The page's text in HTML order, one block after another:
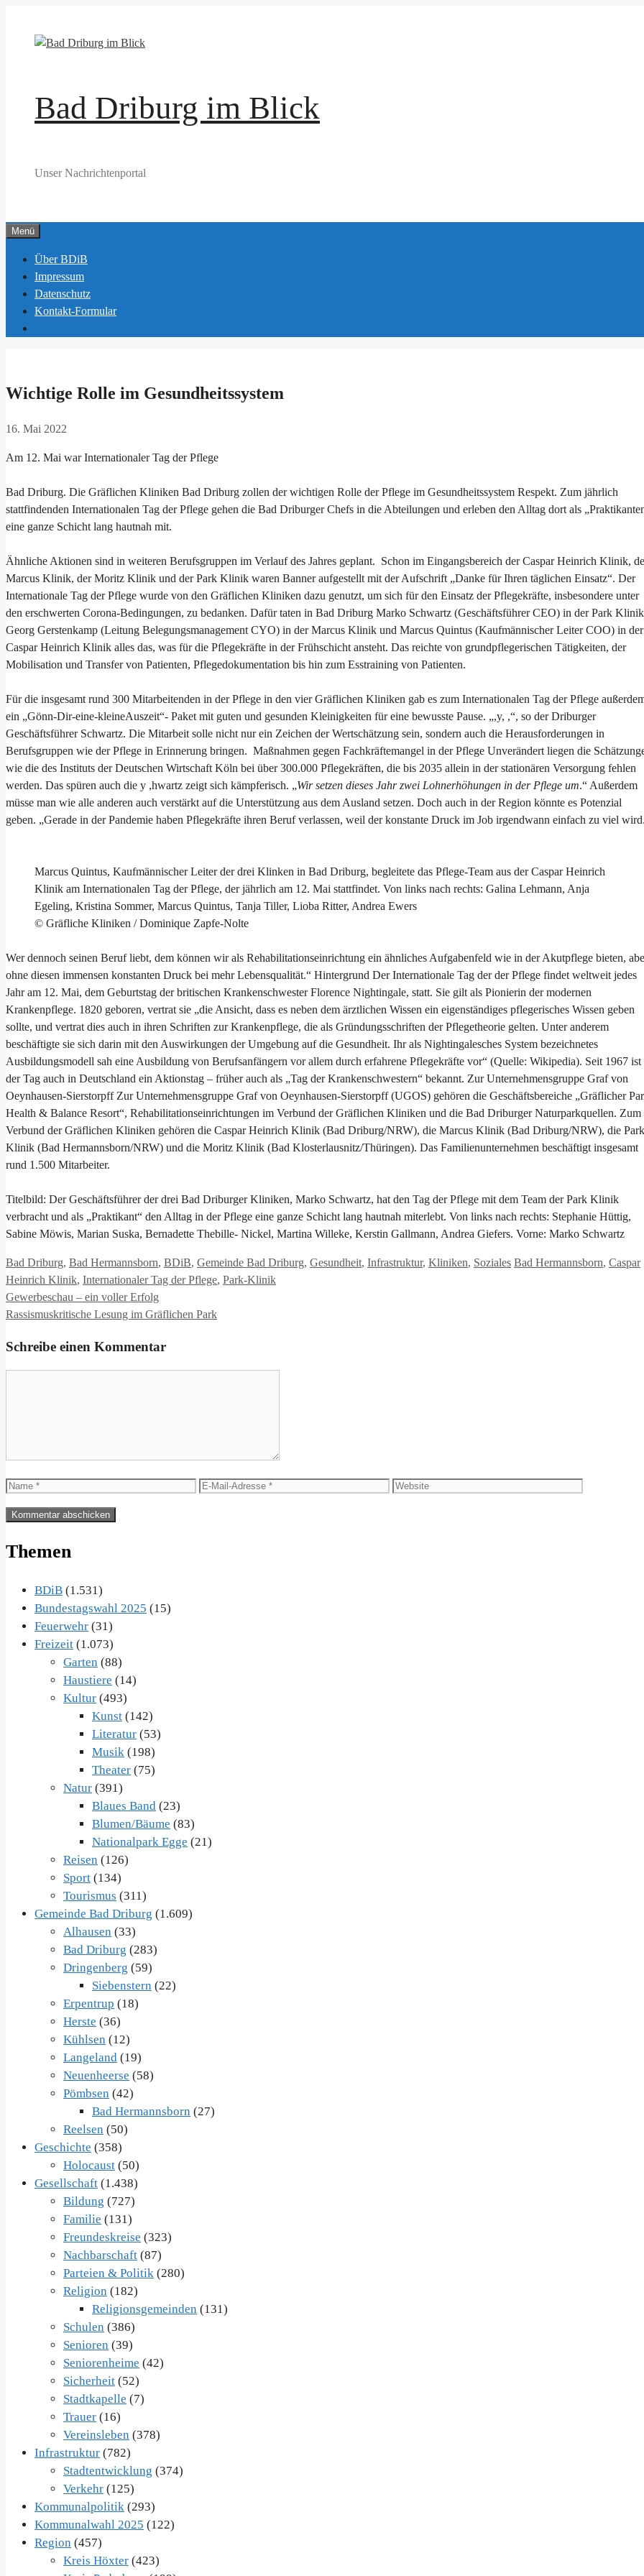
springen
Bad Driburg im Blick
Unser Nachrichtenportal
Menü
Über BDiB
Impressum
Datenschutz
Kontakt-Formular
Wichtige Rolle im Gesundheitssystem
16. Mai 2022
Am 12. Mai war Internationaler Tag der Pflege
Bad Driburg. Die Gräflichen Kliniken Bad Driburg zollen der wichtigen Rolle der Pflege im Gesundheitssystem Respekt. Zum jährlich
stattfindenden Internationalen Tag der Pflege gehen die Bad Driburger Chefs in die Abteilungen und erleben den Alltag dort als
eine ganze Schicht lang hautnah mit.
Ähnliche Aktionen sind in weiteren Berufsgruppen im Verlauf des Jahres geplant. Schon im Eingangsbereich der Caspar Heinrich Klinik,
Marcus Klinik, der Moritz Klinik und der Park Klinik waren Banner aufgestellt mit der Aufschrift „Danke für Ihren täglichen Einsatz“. Der
Internationale Tag der Pflege wurde von den Gräflichen Kliniken dazu genutzt, um sich für den Einsatz der Pflegekräfte, insbesondere unter
den erschwerten Corona-Bedingungen, zu bedanken. Dafür taten in Bad Driburg Marko Schwartz (Geschäftsführer CEO) in der Park
Georg Gerstenkamp (Leitung Belegungsmanagement CYO) in der Marcus Klinik und Marcus Quintus (Kaufmännischer Leiter COO) in der
Caspar Heinrich Klinik alles das, was für die Pflegekräfte in der Frühschicht ansteht. Das reichte von grundpflegerischen Tätigkeiten, der
Mobilisation und Transfer von Patienten, Pflegedokumentation bis hin zum Esstraining von Patienten.
Für die insgesamt rund 300 Mitarbeitenden in der Pflege in den vier Gräflichen Kliniken gab es zum Internationalen Tag der Pflege
ein „Gönn-Dir-eine-kleineAuszeit“- Paket mit guten und gesunden Kleinigkeiten für eine bewusste Pause. „,y, ,“, so der Driburger
Geschäftsführer Schwartz. Die Mitarbeit solle nicht nur ein Zeichen der Wertschätzung sein, sondern auch die Herausforderungen in
Berufsgruppen wie der Pflege in Erinnerung bringen. Maßnahmen gegen Fachkräftemangel in der Pflege Unverändert liegen die
wie die des Instituts der Deutschen Wirtschaft Köln bei über 300.000 Pflegekräften, die bis 2035 allein in der stationären Versorgung fehlen
werden. Das spüren auch die y ,hwartz zeigt sich kämpferisch. „Wir setzen dieses Jahr zwei Lohnerhöhungen in der Pflege um.“ Außerdem
müsse man wie alle anderen auch verstärkt auf die Unterstützung aus dem Ausland setzen. Doch auch in der Region könnte es Potenzial
geben. „Gerade in der Pandemie haben Pflegekräfte ihren Beruf verlassen, weil der konstante Druck im Job irgendwann einfach zu viel
Marcus Quintus, Kaufmännischer Leiter der drei Klinken in Bad Driburg, begleitete das Pflege-Team aus der Caspar Heinrich
Klinik am Internationalen Tag der Pflege, der jährlich am 12. Mai stattfindet. Von links nach rechts: Galina Lehmann, Anja
Egeling, Kristina Sommer, Marcus Quintus, Tanja Tiller, Lioba Ritter, Andrea Ewers
© Gräfliche Kliniken / Dominique Zapfe-Nolte
Wer dennoch seinen Beruf liebt, dem können wir als Rehabilitationseinrichtung ein ähnliches Aufgabenfeld wie in der Akutpflege bieten,
ohne diesen immensen konstanten Druck bei mehr Lebensqualität.“ Hintergrund Der Internationale Tag der der Pflege findet weltweit jedes
Jahr am 12. Mai, dem Geburtstag der britischen Krankenschwester Florence Nightingale, statt. Sie gilt als Pionierin der modernen
Krankenpflege. 1820 geboren, vertrat sie „die Ansicht, dass es neben dem ärztlichen Wissen ein eigenständiges pflegerisches Wissen geben
sollte, und vertrat dies auch in ihren Schriften zur Krankenpflege, die als Gründungsschriften der Pflegetheorie gelten. Unter anderem
beschäftigte sie sich darin mit den Auswirkungen der Umgebung auf die Gesundheit. Ihr als Nightingalesches System bezeichnetes
Ausbildungsmodell sah eine Ausbildung von Berufsanfängern vor allem durch erfahrene Pflegekräfte vor“ (Quelle: Wikipedia). Seit 1967 ist
der Tag auch in Deutschland ein Aktionstag – früher auch als „Tag der Krankenschwestern“ bekannt. Zur Unternehmensgruppe Graf von
Oeynhausen-Sierstorpff Zur Unternehmensgruppe Graf von Oeynhausen-Sierstorpff (UGOS) gehören die Geschäftsbereiche „Gräflicher
Health & Balance Resort“, Rehabilitationseinrichtungen im Verbund der Gräflichen Kliniken und die Bad Driburger Naturparkquellen. Zum
Verbund der Gräflichen Kliniken gehören die Caspar Heinrich Klinik (Bad Driburg/NRW), die Marcus Klinik (Bad Driburg/NRW), die Park
Klinik (Bad Hermannsborn/NRW) und die Moritz Klinik (Bad Klosterlausnitz/Thüringen). Das Familienunternehmen beschäftigt insgesamt
rund 1.500 Mitarbeiter.
Titelbild: Der Geschäftsführer der drei Bad Driburger Kliniken, Marko Schwartz, hat den Tag der Pflege mit dem Team der Park Klinik
verbracht und als „Praktikant“ den Alltag in der Pflege eine ganze Schicht lang hautnah miterlebt. Von links nach rechts: Stephanie Hüttig,
Sabine Möwis, Marian Suska, Bernadette Thebille- Nickel, Martina Willeke, Kerstin Gallmann, Andrea Giefers. Vorne: Marko Schwartz
Kategorien
Bad Driburg, Bad Hermannsborn, BDiB, Gemeinde Bad Driburg, Gesundheit, Infrastruktur, Kliniken, Soziales Schlagwörter
Bad Hermannsborn, Caspar
Heinrich Klinik, Internationaler Tag der Pflege, Park-Klinik
Gewerbeschau – ein voller Erfolg
Rassismuskritische Lesung im Gräflichen Park
Schreibe einen Kommentar
Name
E-
Website
Themen
BDiB (1.531)
Bundestagswahl 2025 (15)
Feuerwehr (31)
Freizeit (1.073)
Garten (88)
Haustiere (14)
Kultur (493)
Kunst (142)
Literatur (53)
Musik (198)
Theater (75)
Natur (391)
Blaues Band (23)
Blumen/Bäume (83)
Nationalpark Egge (21)
Reisen (126)
Sport (134)
Tourismus (311)
Gemeinde Bad Driburg (1.609)
Alhausen (33)
Bad Driburg (283)
Dringenberg (59)
Siebenstern (22)
Erpentrup (18)
Herste (36)
Kühlsen (12)
Langeland (19)
Neuenheerse (58)
Pömbsen (42)
Bad Hermannsborn (27)
Reelsen (50)
Geschichte (358)
Holocaust (50)
Gesellschaft (1.438)
Bildung (727)
Familie (131)
Freundeskreise (323)
Nachbarschaft (87)
Parteien & Politik (280)
Religion (182)
Religionsgemeinden (131)
Schulen (386)
Senioren (39)
Seniorenheime (42)
Sicherheit (52)
Stadtkapelle (7)
Trauer (16)
Vereinsleben (378)
Infrastruktur (782)
Stadtentwicklung (374)
Verkehr (125)
Kommunalpolitik (293)
Kommunalwahl 2025 (122)
Region (457)
Kreis Höxter (423)